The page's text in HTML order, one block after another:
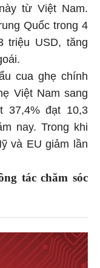
từ Việt Nam.
Quốc trong 4
triệu USD, tăng
cua ghẹ chính
Việt Nam sang
37,4% đạt 10,3
nay. Trong khi
và EU giảm lần
tác chăm sóc